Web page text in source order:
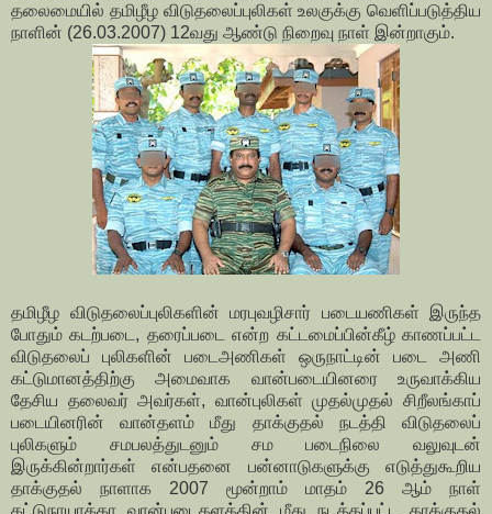
தலைமையில் தமிழீழ விடுதலைப்புலிகள் உலகுக்கு வெளிப்படுத்திய
நாளின் (26.03.2007) 12வது ஆண்டு நிறைவு நாள் இன்றாகும்.
தமிழீழ விடுதலைப்புலிகளின் மரபுவழிசார் படையணிகள் இருந்த
போதும் கடற்படை, தரைப்படை என்ற கட்டமைப்பின்கீழ் காணப்பட்ட
விடுதலைப் புலிகளின் படைஅணிகள் ஒருநாட்டின் படை அணி
கட்டுமானத்திற்கு அமைவாக வான்படையினரை உருவாக்கிய
தேசிய தலைவர் அவர்கள், வான்புலிகள் முதல்முதல் சிறீலங்காப்
படையினரின் வான்தளம் மீது தாக்குதல் நடத்தி விடுதலைப்
புலிகளும் சமபலத்துடனும் சம படைநிலை வலுவுடன்
இருக்கின்றார்கள் என்பதனை பன்னாடுகளுக்கு எடுத்துகூறிய
தாக்குதல் நாளாக 2007 மூன்றாம் மாதம் 26 ஆம் நாள்